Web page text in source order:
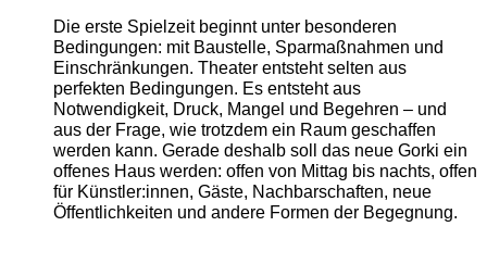
Die erste Spielzeit beginnt unter besonderen
Bedingungen: mit Baustelle, Sparmaßnahmen und
Einschränkungen. Theater entsteht selten aus
perfekten Bedingungen. Es entsteht aus
Notwendigkeit, Druck, Mangel und Begehren – und
aus der Frage, wie trotzdem ein Raum geschaffen
werden kann. Gerade deshalb soll das neue Gorki ein
offenes Haus werden: offen von Mittag bis nachts, offen
für Künstler:innen, Gäste, Nachbarschaften, neue
Öffentlichkeiten und andere Formen der Begegnung.